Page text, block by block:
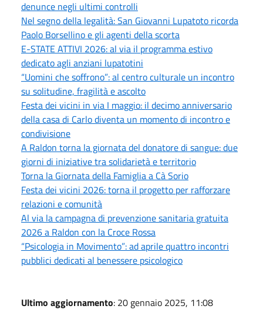
denunce negli ultimi controlli
Nel segno della legalità: San Giovanni Lupatoto ricorda
Paolo Borsellino e gli agenti della scorta
E-STATE ATTIVI 2026: al via il programma estivo
dedicato agli anziani lupatotini
“Uomini che soffrono”: al centro culturale un incontro
su solitudine, fragilità e ascolto
Festa dei vicini in via I maggio: il decimo anniversario
della casa di Carlo diventa un momento di incontro e
condivisione
A Raldon torna la giornata del donatore di sangue: due
giorni di iniziative tra solidarietà e territorio
Torna la Giornata della Famiglia a Cà Sorio
Festa dei vicini 2026: torna il progetto per rafforzare
relazioni e comunità
Al via la campagna di prevenzione sanitaria gratuita
2026 a Raldon con la Croce Rossa
“Psicologia in Movimento”: ad aprile quattro incontri
pubblici dedicati al benessere psicologico
Ultimo aggiornamento: 20 gennaio 2025, 11:08